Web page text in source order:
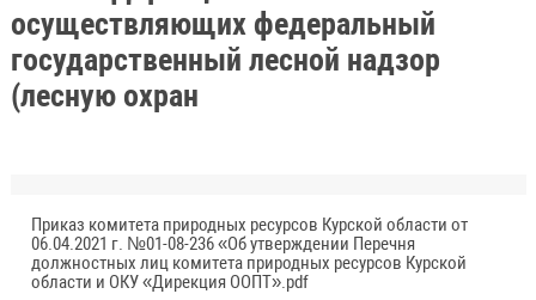
осуществляющих федеральный
государственный лесной надзор
(лесную охран
Приказ комитета природных ресурсов Курской области от
06.04.2021 г. №01-08-236 «Об утверждении Перечня
должностных лиц комитета природных ресурсов Курской
области и ОКУ «Дирекция ООПТ».pdf